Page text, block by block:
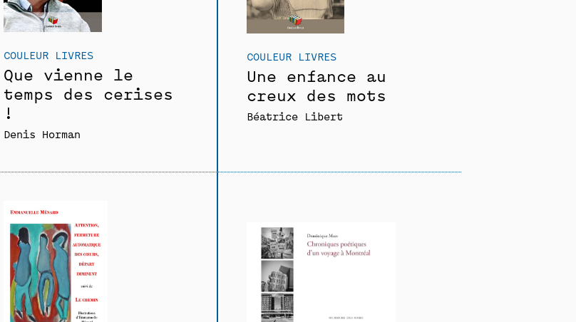
COULEUR LIVRES
Que vienne le
temps des cerises
!
Denis Horman
COULEUR LIVRES
Une enfance au
creux des mots
Béatrice Libert